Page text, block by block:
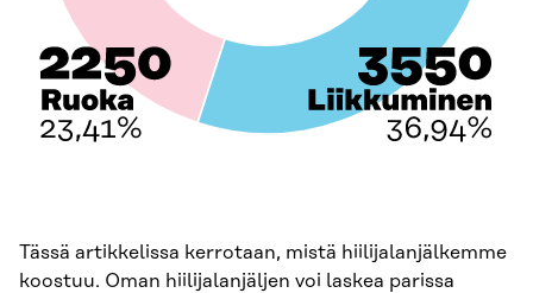
Tässä artikkelissa kerrotaan, mistä hiilijalanjälkemme
koostuu. Oman hiilijalanjäljen voi laskea parissa